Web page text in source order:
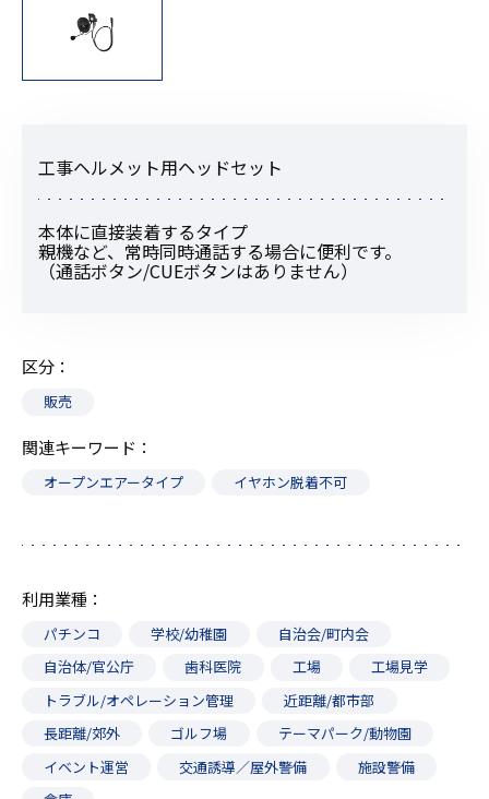
工事ヘルメット用ヘッドセット
本体に直接装着するタイプ
親機など、常時同時通話する場合に便利です。
（通話ボタン/CUEボタンはありません）
区分
販売
関連キーワード
オープンエアータイプ イヤホン脱着不可
利用業種
パチンコ 学校/幼稚園
自治会/町内会
自治体/官公庁
歯科医院 工場
工場見学
トラブル/オペレーション管理
近距離/都市部
長距離/郊外
ゴルフ場
テーマパーク/動物園
イベント運営
交通誘導／屋外警備
施設警備